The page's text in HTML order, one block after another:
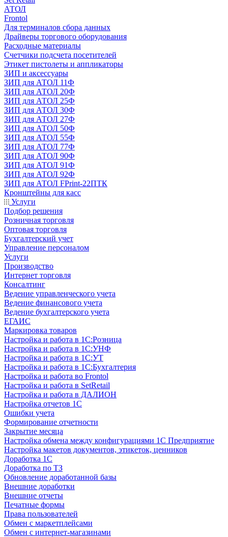
АТОЛ
Frontol
Для терминалов сбора данных
Драйверы торгового оборудования
Расходные материалы
Счетчики подсчета посетителей
Этикет пистолеты и аппликаторы
ЗИП и аксессуары
ЗИП для АТОЛ 11Ф
ЗИП для АТОЛ 20Ф
ЗИП для АТОЛ 25Ф
ЗИП для АТОЛ 30Ф
ЗИП для АТОЛ 27Ф
ЗИП для АТОЛ 50Ф
ЗИП для АТОЛ 55Ф
ЗИП для АТОЛ 77Ф
ЗИП для АТОЛ 90Ф
ЗИП для АТОЛ 91Ф
ЗИП для АТОЛ 92Ф
ЗИП для АТОЛ FPrint-22ПТК
Кронштейны для касс
Услуги
Подбор решения
Розничная торговля
Оптовая торговля
Бухгалтерский учет
Управление персоналом
Услуги
Производство
Интернет торговля
Консалтинг
Ведение управленческого учета
Ведение финансового учета
Ведение бухгалтерского учета
ЕГАИС
Маркировка товаров
Настройка и работа в 1С:Розница
Настройка и работа в 1С:УНФ
Настройка и работа в 1С:УТ
Настройка и работа в 1С:Бухгалтерия
Настройка и работа во Frontol
Настройка и работа в SetRetail
Настройка и работа в ДАЛИОН
Настройка отчетов 1С
Ошибки учета
Формирование отчетности
Закрытие месяца
Настройка обмена между конфигурациями 1С Предприятие
Настройка макетов документов, этикеток, ценников
Доработка 1С
Доработка по ТЗ
Обновление доработанной базы
Внешние доработки
Внешние отчеты
Печатные формы
Права пользователей
Обмен с маркетплейсами
Обмен с интернет-магазинами